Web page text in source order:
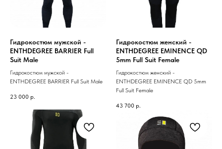
Гидрокостюм мужской -
ENTHDEGREE BARRIER Full
Suit Male
Гидрокостюм мужской -
ENTHDEGREE BARRIER Full Suit Male
23 000 р.
Гидрокостюм женский -
ENTHDEGREE EMINENCE QD
5mm Full Suit Female
Гидрокостюм женский -
ENTHDEGREE EMINENCE QD 5mm
Full Suit Female
43 700 р.